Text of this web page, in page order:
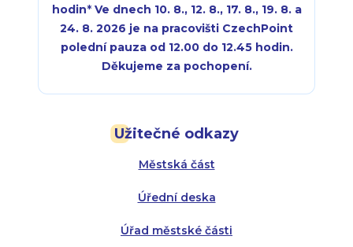
Užitečné odkazy
Městská část
Úřední deska
Úřad městské části
hodin* Ve dnech 10. 8., 12. 8., 17. 8., 19. 8. a
24. 8. 2026 je na pracovišti CzechPoint
polední pauza od 12.00 do 12.45 hodin.
Děkujeme za pochopení.
Úterý:
Středa:
Čtvrtek:
Pátek:
Úterý:
Středa:
Čtvrtek: